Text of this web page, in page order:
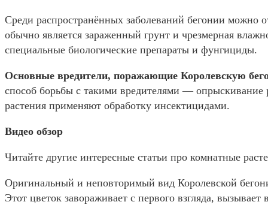
Среди распространённых заболеваний бегонии можно
обычно является зараженный грунт и чрезмерная
специальные биологические препараты и фунгициды.
Основные вредители, поражающие Королевскую
способ борьбы с такими вредителями —
растения применяют обработку инсектицидами.
Видео обзор
Читайте другие интересные статьи про комнатные
Оригинальный и неповторимый вид Королевской
Этот цветок завораживает с первого взгляда,